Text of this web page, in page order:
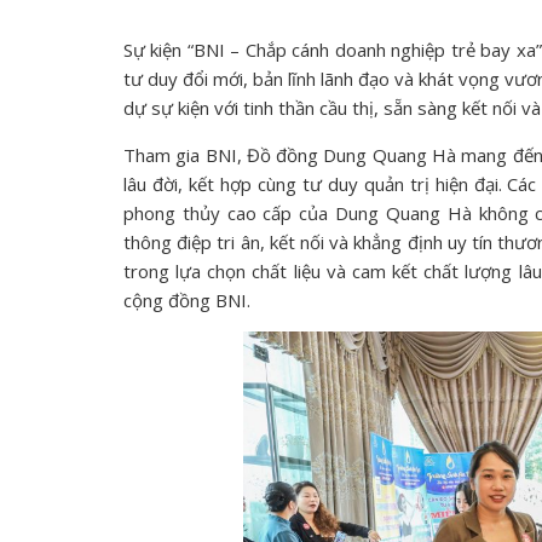
Sự kiện “BNI – Chắp cánh doanh nghiệp trẻ bay
tư duy đổi mới, bản lĩnh lãnh đạo và khát vọng
dự sự kiện với tinh thần cầu thị, sẵn sàng kết nối
Tham gia BNI, Đồ đồng Dung Quang Hà mang
lâu đời, kết hợp cùng tư duy quản trị hiện đại.
phong thủy cao cấp của Dung Quang Hà
thông điệp tri ân, kết nối và khẳng định uy tín
trong lựa chọn chất liệu và cam kết chất lượng
cộng đồng BNI.